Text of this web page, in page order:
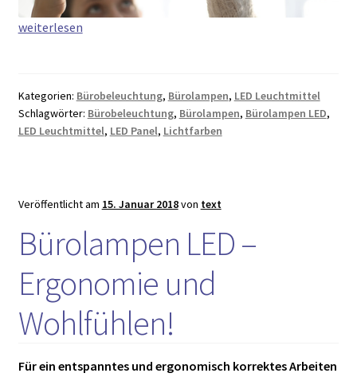
LED
den
Fortschritt!
weiterlesen
Kategorien: Bürobeleuchtung, Bürolampen, LED Leuchtmittel
Schlagwörter: Bürobeleuchtung, Bürolampen, Bürolampen LED,
LED Leuchtmittel, LED Panel, Lichtfarben
Veröffentlicht am 15. Januar 2018von text
Bürolampen LED –
Ergonomie und
Wohlfühlen!
Für ein entspanntes und ergonomisch korrektes Arbeiten